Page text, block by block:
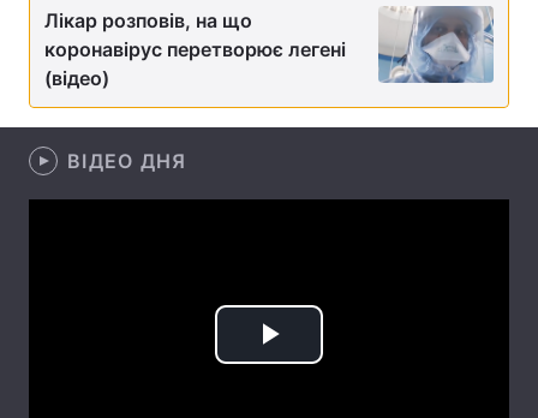
Техно і зв'язок Лайт
Зброя Інциденти
Здоров'я
Лікар розповів, на що
коронавірус перетворює легені
(відео)
ВІДЕО ДНЯ
Play